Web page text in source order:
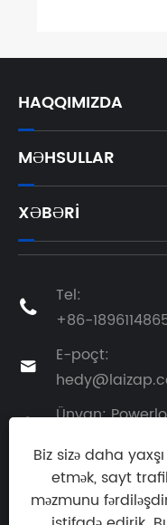
HAQQIMIZDA
MƏHSULLAR
XƏBƏRI

Tel:
+86-

E-poçt:
Ünvan:
District,
Biz sizə daha
etmək, sayt
məzmunu